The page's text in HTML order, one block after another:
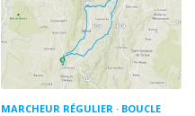
MARCHEUR RÉGULIER BOUCLE